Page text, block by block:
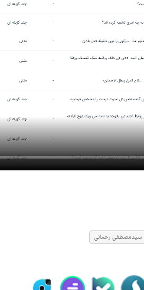
سيدمصطفي رحماني